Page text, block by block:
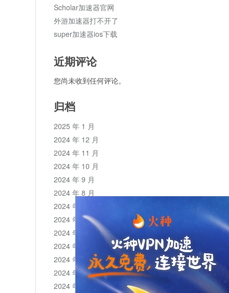
Scholar加速器官网
外游加速器打不开了
super加速器ios下载
近期评论
您尚未收到任何评论。
归档
2025 年 1 月
2024 年 12 月
2024 年 11 月
2024 年 10 月
2024 年 9 月
2024 年 8 月
2024 年 7 月
2024 年 6 月
2024 年 5 月
2024 年 4 月
2024 年 3 月
2024 年 2 月
2024 年 1 月